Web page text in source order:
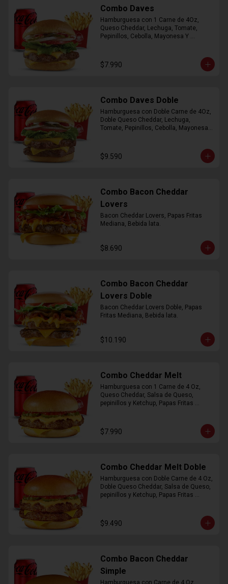
Combo Daves
Hamburguesa con 1 Carne de 4Oz,
Queso Cheddar, Lechuga, Tomate,
Pepinillos, Cebolla, Mayonesa Y
$7.990
Combo Daves Doble
Hamburguesa con Doble Carne de 4Oz,
Doble Queso Cheddar, Lechuga,
Tomate, Pepinillos, Cebolla, Mayonesa y
$9.590
Combo Bacon Cheddar
Lovers
Bacon Cheddar Lovers, Papas Fritas
Mediana, Bebida lata.
$8.690
Combo Bacon Cheddar
Lovers Doble
Bacon Cheddar Lovers Doble, Papas
Fritas Mediana, Bebida lata.
$10.190
Combo Cheddar Melt
Hamburguesa con 1 Carne de 4 Oz,
Queso Cheddar, Salsa de Queso,
pepinillos y Ketchup, Papas Fritas
$7.990
Combo Cheddar Melt Doble
Hamburguesa con Doble Carne de 4 Oz,
Doble Queso Cheddar, Salsa de Queso,
pepinillos y Ketchup, Papas Fritas
$9.490
Combo Bacon Cheddar
Simple
Hamburguesa con Carne de 4 Oz,